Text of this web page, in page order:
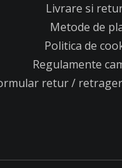
Livrare si
Metode de
Politica de
Regulamente
retur /